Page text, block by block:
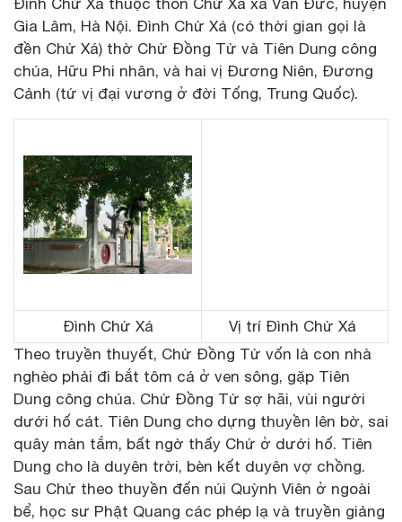
Đình Chử Xá thuộc thôn Chử Xá xã Văn Đức, huyện
Gia Lâm, Hà Nội. Đình Chử Xá (có thời gian gọi là
đền Chử Xá) thờ Chử Đồng Tử và Tiên Dung công
chúa, Hữu Phi nhân, và hai vị Đương Niên, Đương
Cảnh (tứ vị đại vương ở đời Tống, Trung Quốc).
Đình Chử Xá
Vị trí Đình Chử Xá
Theo truyền thuyết, Chử Đồng Tử vốn là con nhà
nghèo phải đi bắt tôm cá ở ven sông, gặp Tiên
Dung công chúa. Chử Đồng Tử sợ hãi, vùi người
dưới hố cát. Tiên Dung cho dựng thuyền lên bờ, sai
quây màn tắm, bất ngờ thấy Chử ở dưới hố. Tiên
Dung cho là duyên trời, bèn kết duyên vợ chồng.
Sau Chử theo thuyền đến núi Quỳnh Viên ở ngoài
bể, học sư Phật Quang các phép lạ và truyền giảng